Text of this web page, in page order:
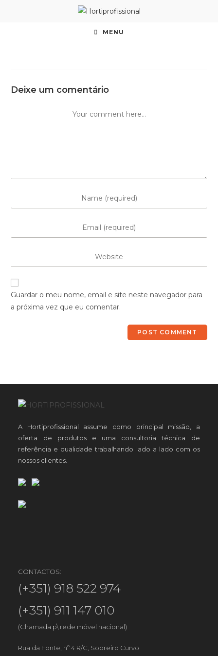
MENU
Deixe um comentário
Guardar o meu nome, email e site neste navegador para
a próxima vez que eu comentar.
A Hortiprofissional assume como principal missão, a
oferta de produtos e uma consultoria técnica de
referência e qualidade trabalhando lado a lado com os
nossos clientes.
CONTACTOS:
(+351) 918 522 974
(+351) 911 147 010
(Chamada p\ rede móvel nacional)
Rua da Fonte, nº 4 R/C, Sobreiro Curvo